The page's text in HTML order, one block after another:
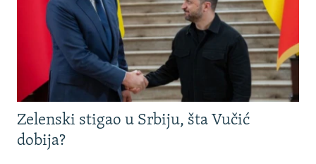
Zelenski stigao u Srbiju, šta Vučić
dobija?